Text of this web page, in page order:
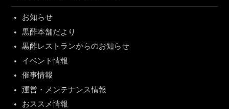
お知らせ
黒酢本舗だより
黒酢レストランからのお知らせ
イベント情報
催事情報
運営・メンテナンス情報
おススメ情報